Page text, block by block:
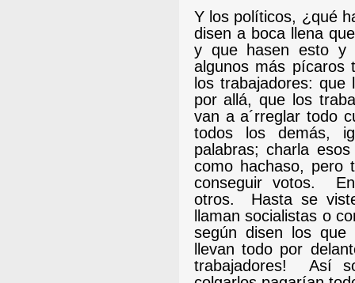
Y los políticos, ¿qué
disen a boca llena
y que hasen esto y
algunos más pícaros
los trabajadores:
por allá, que los
van a a´rreglar todo
todos los demás,
palabras; charla
como hachaso, pero
conseguir votos.
otros.
Hasta se
llaman socialistas o
según disen los que
llevan todo por
trabajadores!
Así